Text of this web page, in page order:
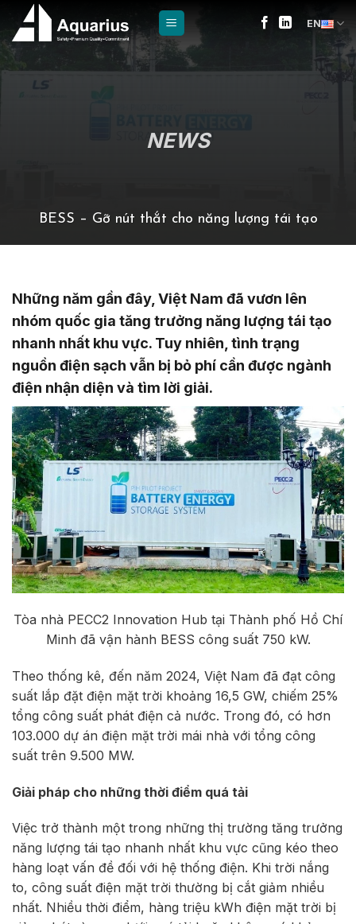
content
EN
NEWS
BESS – Gỡ nút thắt cho năng lượng tái tạo
Những năm gần đây, Việt Nam đã vươn lên
nhóm quốc gia tăng trưởng năng lượng tái tạo
nhanh nhất khu vực. Tuy nhiên, tình trạng
nguồn điện sạch vẫn bị bỏ phí cần được ngành
điện nhận diện và tìm lời giải.
Tòa nhà PECC2 Innovation Hub tại Thành phố Hồ Chí
Minh đã vận hành BESS công suất 750 kW.
Theo thống kê, đến năm 2024, Việt Nam đã đạt công
suất lắp đặt điện mặt trời khoảng 16,5 GW, chiếm 25%
tổng công suất phát điện cả nước. Trong đó, có hơn
103.000 dự án điện mặt trời mái nhà với tổng công
suất trên 9.500 MW.
Giải pháp cho những thời điểm quá tải
Việc trở thành một trong những thị trường tăng trưởng
năng lượng tái tạo nhanh nhất khu vực cũng kéo theo
hàng loạt vấn đề đối với hệ thống điện. Khi trời nắng
to, công suất điện mặt trời thường bị cắt giảm nhiều
nhất. Nhiều thời điểm, hàng triệu kWh điện mặt trời bị